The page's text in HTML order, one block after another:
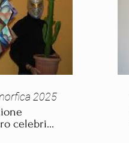
2025
celebri